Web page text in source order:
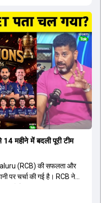
को इस खिलाड़ी के प्रदर्शन पर
साबित कर दिया है जो
है। वहीं, इंग्लैंड के पूर्व कप्तान
इस सीजन की सबसे बड़ी बात इस
स्टेडियम में भारी भीड़ उमड़ती
श्रीलंका में होने वाली
कर लिया गया है।
महीने में बदली पूरी टीम
(RCB) की सफलता और
पर चर्चा की गई है। RCB ने
रिसेट बटन दबाया। टीम
Karthik और एनालिस्ट